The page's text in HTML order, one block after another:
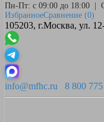
Пн-Пт: с 09:00 до 18:00 |
ИзбранноеСравнение (0)
105203, г.Москва, ул.
info@mfhc.ru 8 800